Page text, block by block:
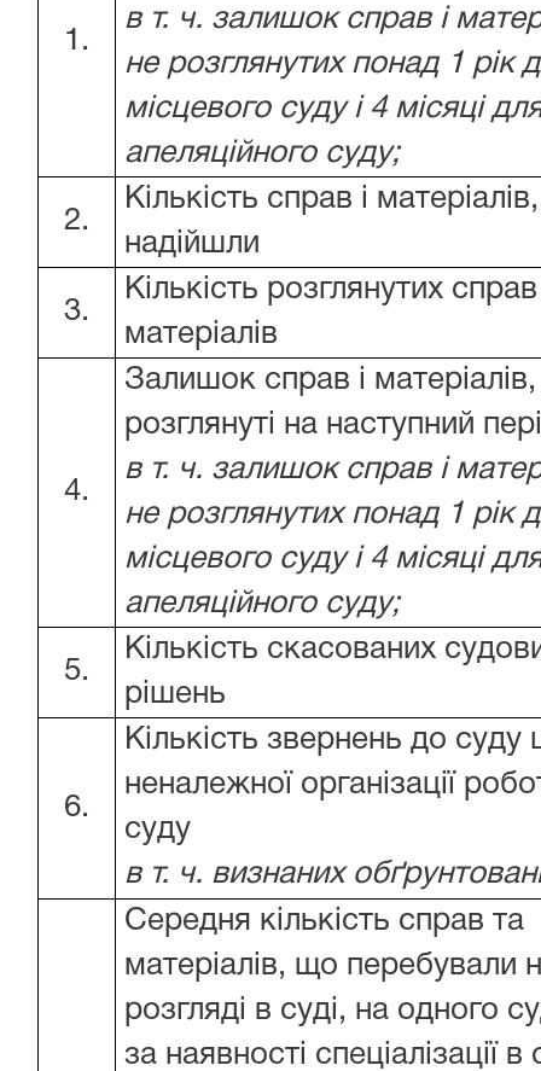
1.
в т. ч. залишок справ і
не розглянутих понад 1 рік
місцевого суду і 4 місяці
апеляційного суду;
2.
Кількість справ і
надійшли
3.
Кількість розглянутих справ
матеріалів
4.
Залишок справ і матеріалів,
розглянуті на наступний
в т. ч. залишок справ і
не розглянутих понад 1 рік
місцевого суду і 4 місяці
апеляційного суду;
5.
Кількість скасованих
рішень
6.
Кількість звернень до
неналежної організації
суду
в т. ч. визнаних
Середня кількість справ та
матеріалів, що перебували
розгляді в суді, на одного
за наявності спеціалізації в